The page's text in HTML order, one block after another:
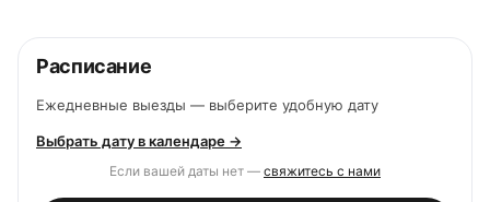
Расписание
Ежедневные выезды — выберите удобную дату
Выбрать дату в календаре →
Если вашей даты нет — свяжитесь с нами